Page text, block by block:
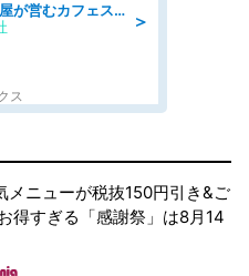
＞
ホールスタッフ/「家具屋が営むカフェスタッフ!」週2日～OK!嬉しいまかない付き/岡山県/浅口郡里庄町
ス
メニューが税抜150円引き&ご
得すぎる「感謝祭」は8月14